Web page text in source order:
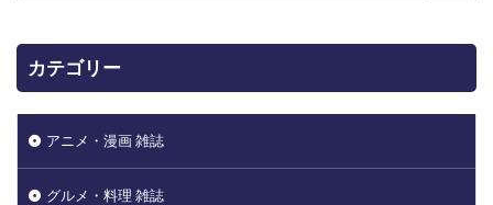
カテゴリー
アニメ・漫画 雑誌
グルメ・料理 雑誌